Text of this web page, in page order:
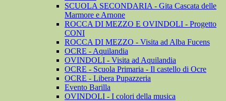
SCUOLA SECONDARIA - Gita Cascata delle
Marmore e Arnone
ROCCA DI MEZZO E OVINDOLI - Progetto
CONI
ROCCA DI MEZZO - Visita ad Alba Fucens
OCRE - Aquilandia
OVINDOLI - Visita ad Aquilandia
OCRE - Scuola Primaria - Il castello di Ocre
OCRE - Libera Pupazzeria
Evento Barilla
OVINDOLI - I colori della musica